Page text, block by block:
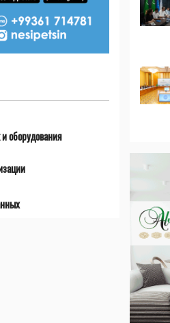
оборудования